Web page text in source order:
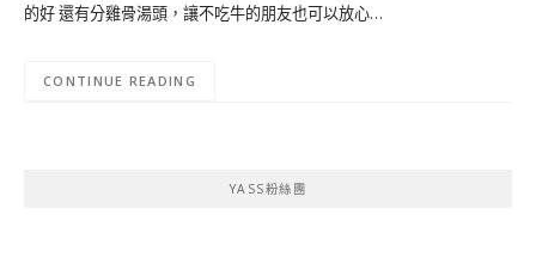
的好 還有分雞骨湯頭，讓不吃牛的朋友也可以放心…
CONTINUE READING
YASS粉絲團